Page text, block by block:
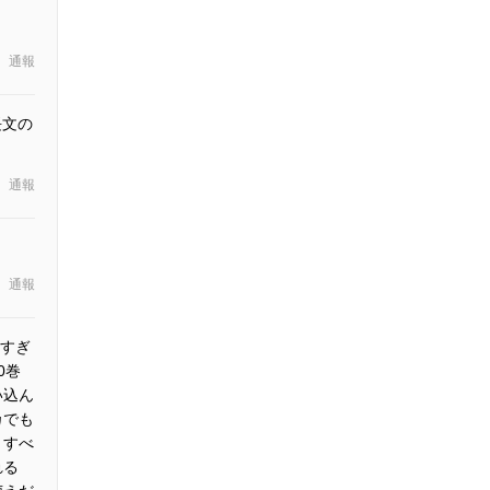
通報
の
通報
通報
ぎ
巻
ん
も
すべ